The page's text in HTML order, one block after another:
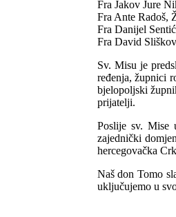
Fra Jakov Jure
Fra Ante Radoš,
Fra Danijel
Fra David
Sv. Misu je
ređenja, župnici
bjelopoljski
prijatelji.
Poslije sv. Mise
zajednički
hercegovačka
Naš don Tomo
uključujemo u